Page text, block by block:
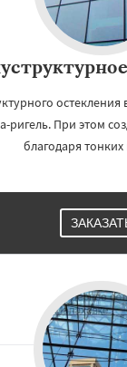
остекления
ригель. При этом
благодаря